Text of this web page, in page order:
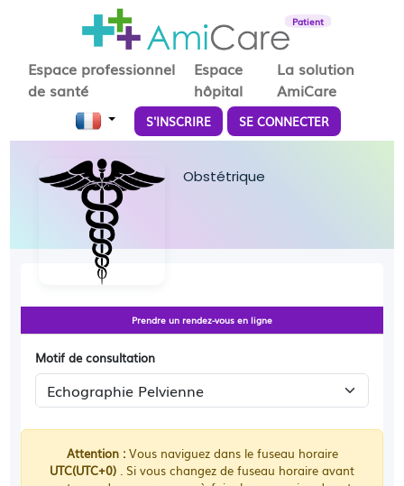
Patient
Espace professionnel
de santé
Espace
hôpital
La solution
AmiCare
S'INSCRIRE SE CONNECTER
Obstétrique
Prendre un rendez-vous en ligne
Motif de consultation
Attention :Vous naviguez dans le fuseau horaire
UTC(UTC+0) . Si vous changez de fuseau horaire avant